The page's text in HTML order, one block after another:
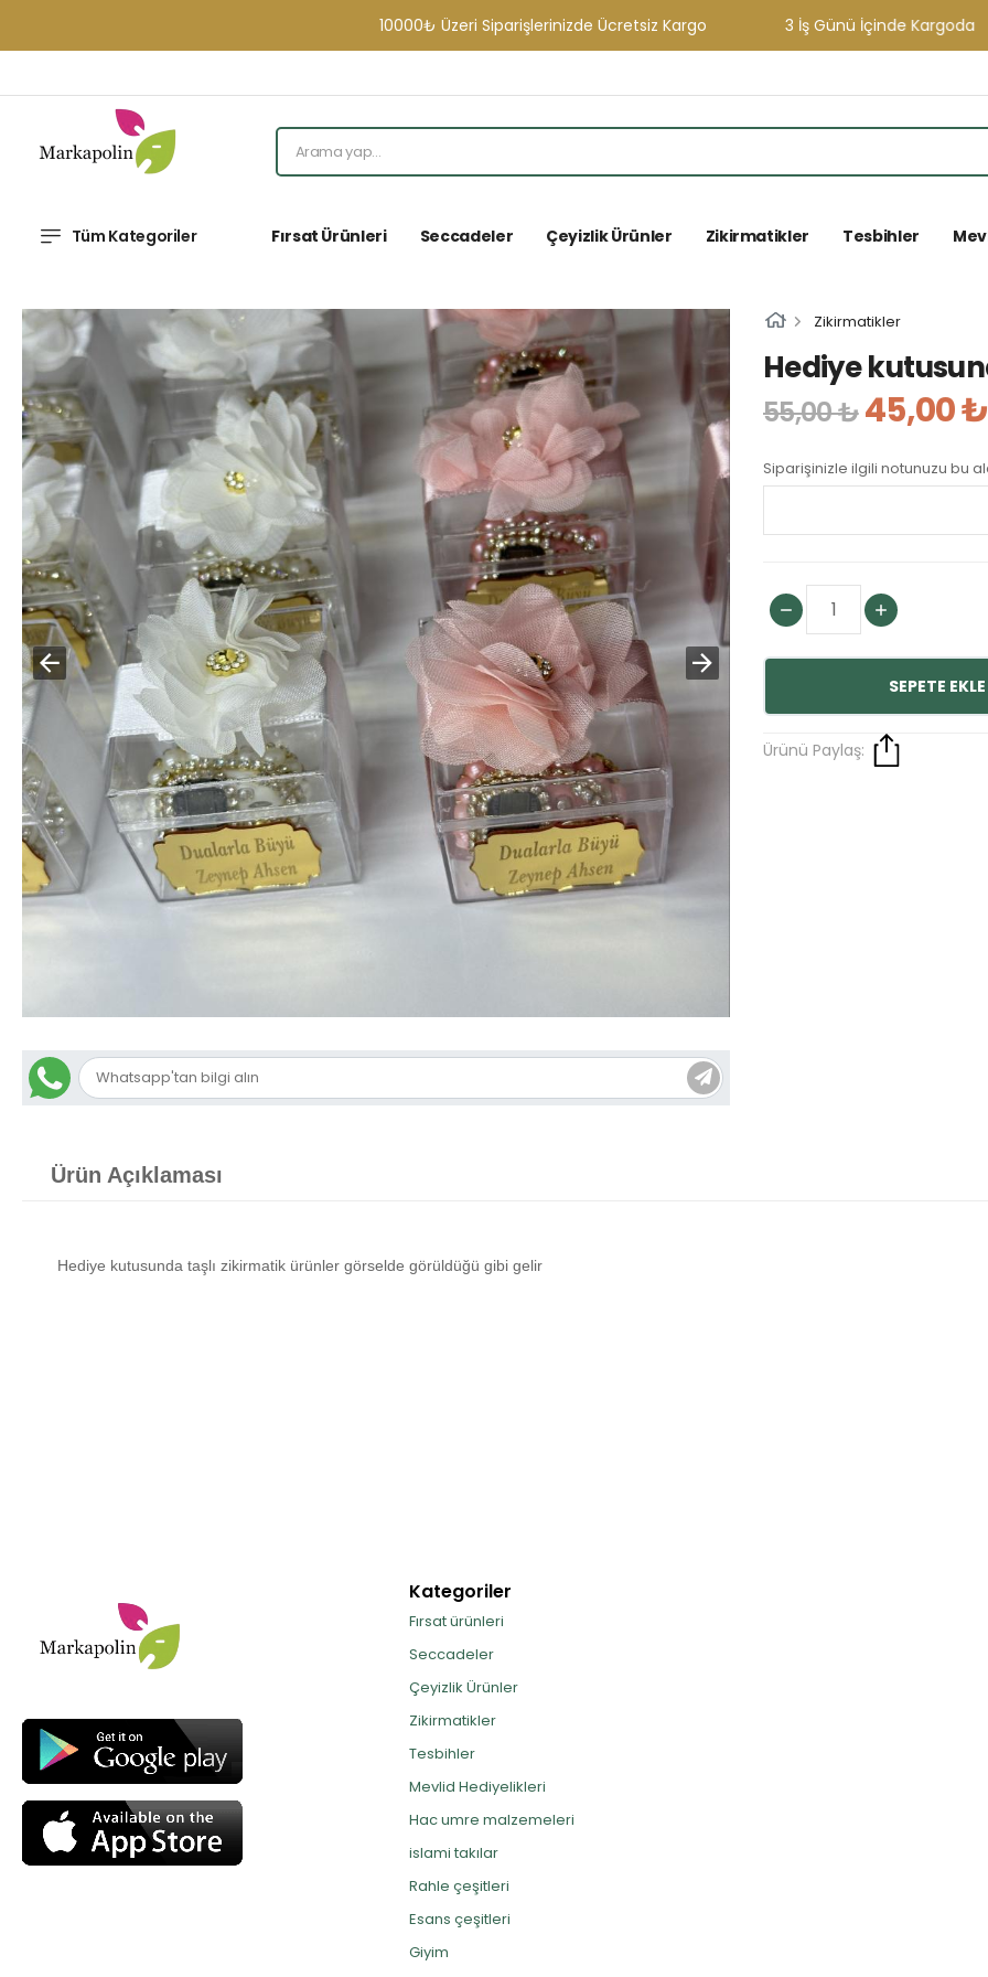
10000₺ Üzeri Siparişlerinizde Ücretsiz Kargo 3 İş Günü İçinde Kargoda
Tüm Kategoriler Fırsat Ürünleri Seccadeler Çeyizlik Ürünler Zikirmatikler Tesbihler
Zikirmatikler
Hediye
55,00 ₺45,00 ₺
Siparişinizle ilgili notunuzu bu
SEPETE EKLE
Ürünü Paylaş:
Ürün Açıklaması
Hediye kutusunda taşlı zikirmatik ürünler görselde görüldüğü gibi gelir
Kategoriler
Fırsat ürünleri
Seccadeler
Çeyizlik Ürünler
Zikirmatikler
Tesbihler
Mevlid Hediyelikleri
Hac umre malzemeleri
islami takılar
Rahle çeşitleri
Esans çeşitleri
Giyim